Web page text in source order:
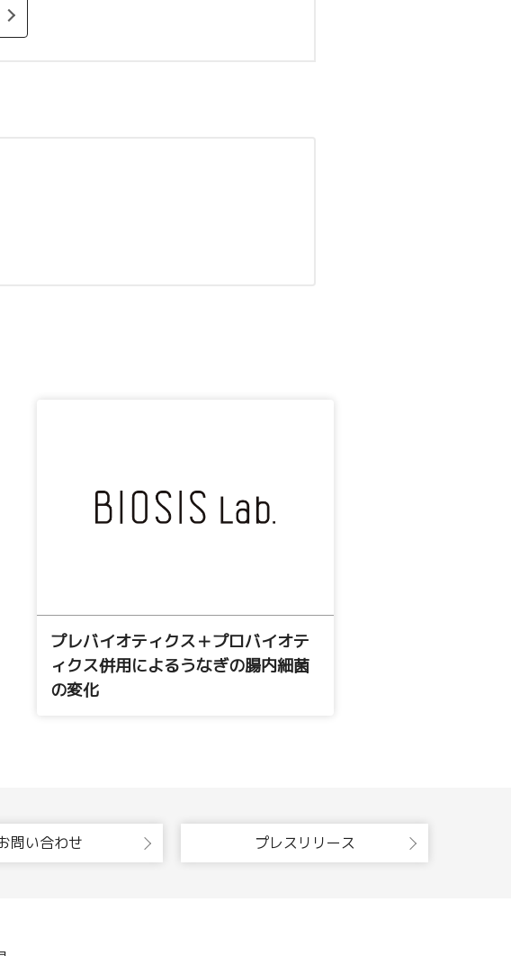
プレバイオティクス＋プロバイオテ
ィクス併用によるうなぎの腸内細菌
の変化
問い合わせ プレスリリース